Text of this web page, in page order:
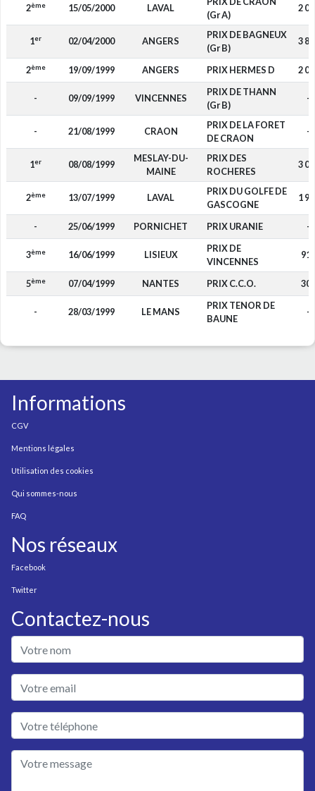
2ème 15/05/2000 LAVAL
(Gr A)
2
1er 02/04/2000 ANGERS
PRIX DE BAGNEUX
(Gr B)
3
2ème 19/09/1999 ANGERS PRIX HERMES D 2
- 09/09/1999 VINCENNES
PRIX DE THANN
(Gr B)
-
- 21/08/1999 CRAON
PRIX DE LA FORET
DE CRAON
-
1er 08/08/1999
MESLAY-DU-
MAINE
PRIX DES
ROCHERES
3
2ème 13/07/1999 LAVAL
PRIX DU GOLFE DE
GASCOGNE
1
- 25/06/1999 PORNICHET PRIX URANIE -
3ème 16/06/1999 LISIEUX
PRIX DE
VINCENNES
915
5ème 07/04/1999 NANTES PRIX C.C.O. 305
- 28/03/1999 LE MANS
PRIX TENOR DE
BAUNE
-
Informations
CGV
Mentions légales
Utilisation des cookies
Qui sommes-nous
FAQ
Nos réseaux
Facebook
Twitter
Contactez-nous